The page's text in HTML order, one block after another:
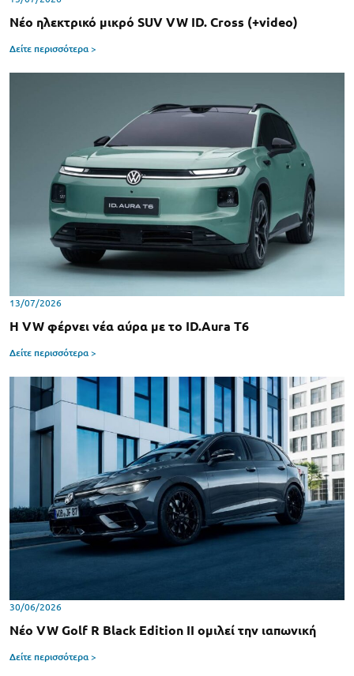
Νέο ηλεκτρικό μικρό SUV VW ID. Cross (+video)
Δείτε περισσότερα >
13/07/2026
Η VW φέρνει νέα αύρα με το ID.Aura T6
Δείτε περισσότερα >
30/06/2026
Νέο VW Golf R Black Edition II ομιλεί την ιαπωνική
Δείτε περισσότερα >